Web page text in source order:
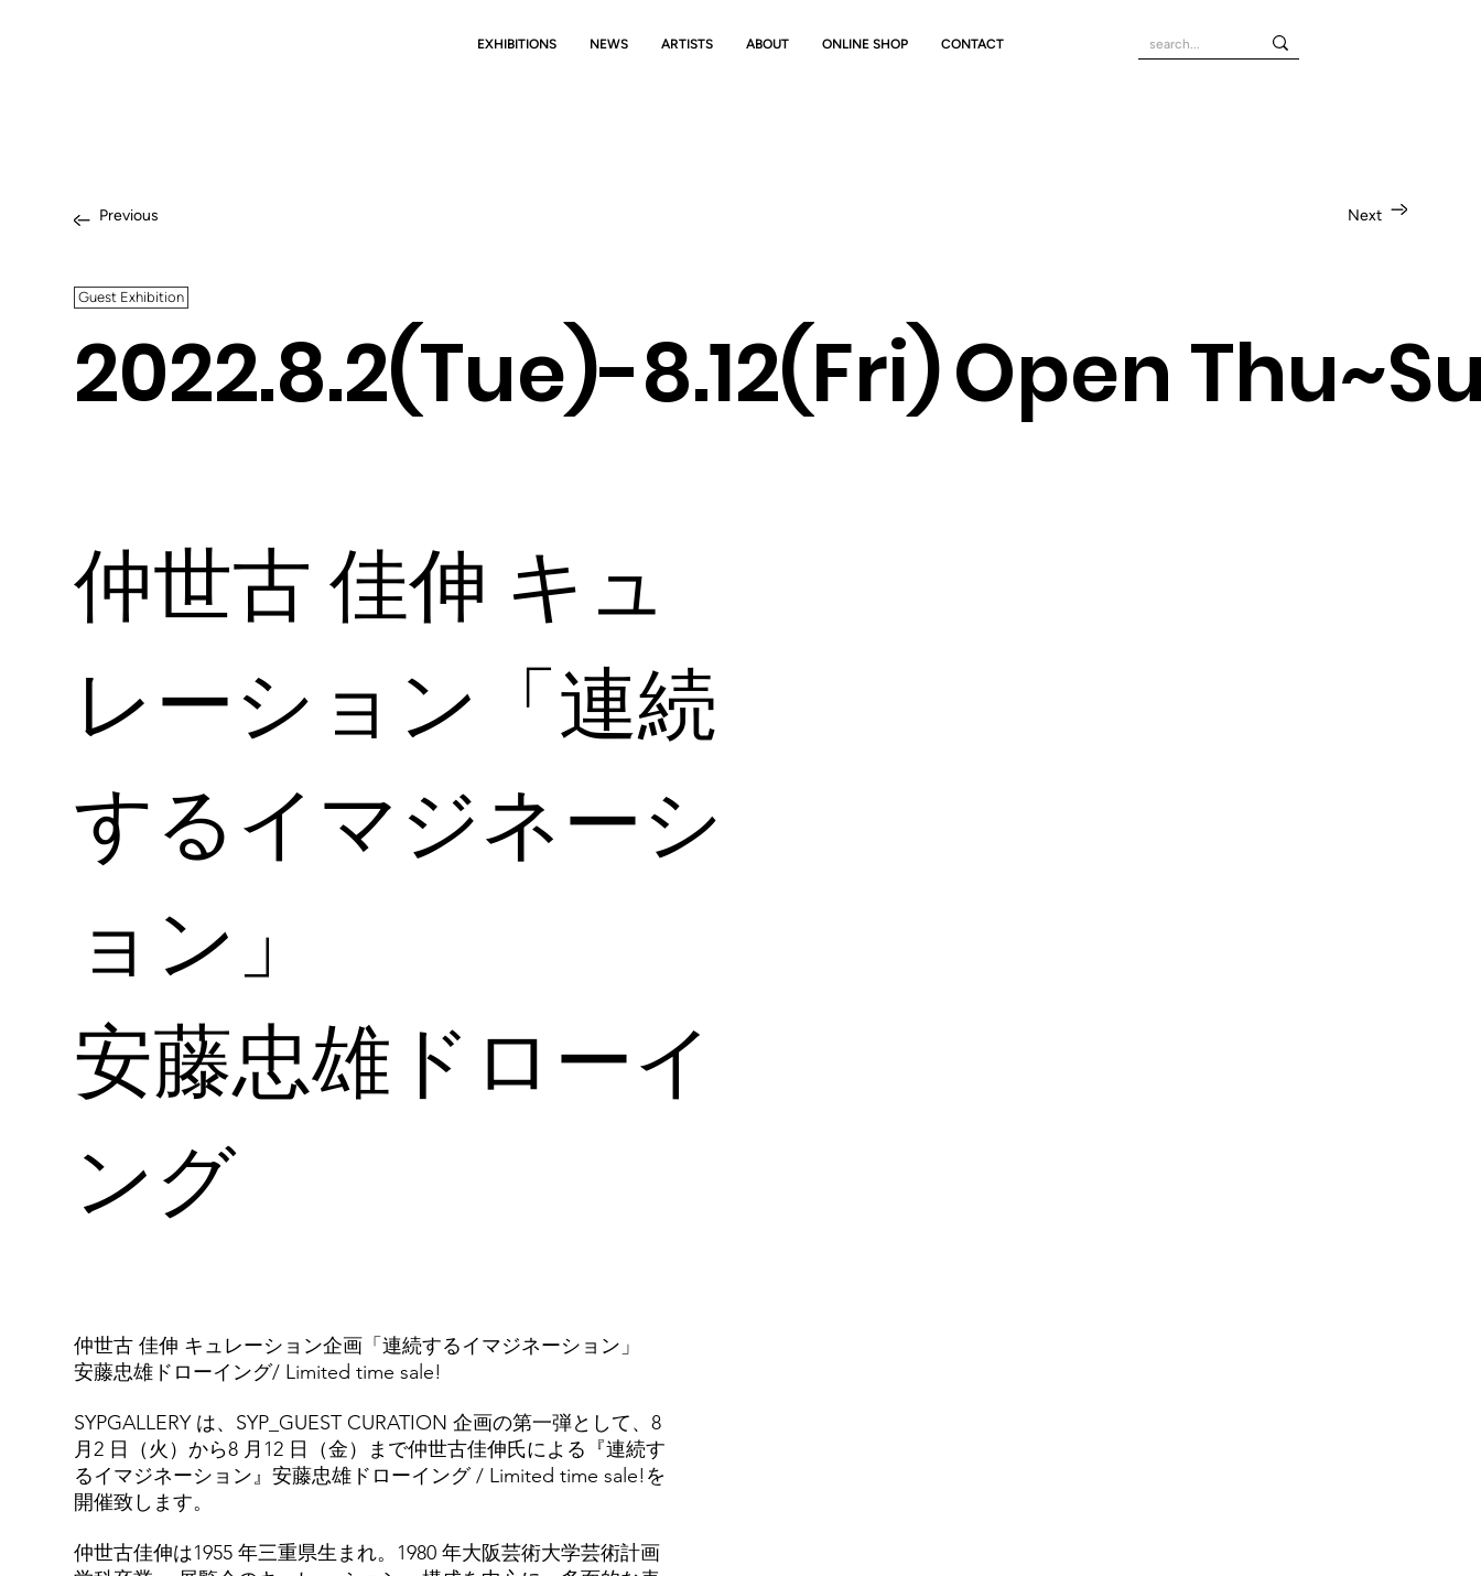
EXHIBITIONS NEWS ARTISTS ABOUT ONLINE SHOP CONTACT
Previous Next
Guest Exhibition
Open
2022.8.2(Tue)-8.12(Fri)
仲世古 佳伸 キュレーション企画「連続するイマジネーション」
安藤忠雄ドローイング/ Limited time sale!
SYPGALLERY は、SYP_GUEST CURATION 企画の第一弾として、8
月2 日（火）から8 月12 日（金）まで仲世古佳伸氏による『連続す
るイマジネーション』安藤忠雄ドローイング / Limited time sale!を
開催致します。
仲世古佳伸は1955 年三重県生まれ。1980 年大阪芸術大学芸術計画
仲世古 佳伸 キュ
レーション「連続
するイマジネーシ
ョン」
安藤忠雄ドローイ
ング